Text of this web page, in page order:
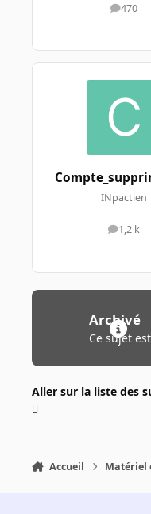
470
INpactien
1,2 k
Archivé
Ce sujet
Aller sur la liste des
Accueil Matériel